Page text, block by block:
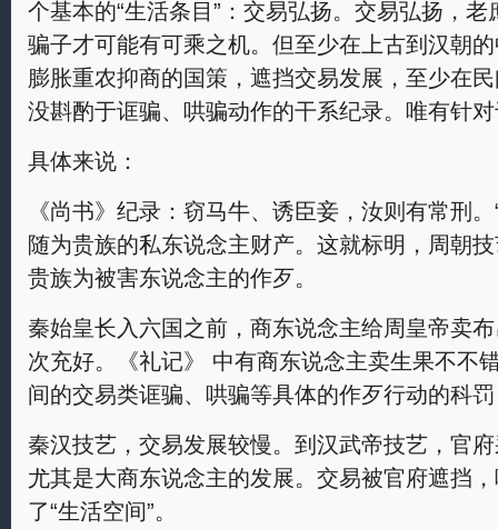
个基本的“生活条目”：交易弘扬。交易弘扬，
骗子才可能有可乘之机。但至少在上古到汉朝
膨胀重农抑商的国策，遮挡交易发展，至少在
没斟酌于诓骗、哄骗动作的干系纪录。唯有针
具体来说：
《尚书》纪录：窃马牛、诱臣妾，汝则有常刑
随为贵族的私东说念主财产。这就标明，周朝
贵族为被害东说念主的作歹。
秦始皇长入六国之前，商东说念主给周皇帝卖
次充好。《礼记》 中有商东说念主卖生果不不
间的交易类诓骗、哄骗等具体的作歹行动的科
秦汉技艺，交易发展较慢。到汉武帝技艺，官
尤其是大商东说念主的发展。交易被官府遮挡
了“生活空间”。